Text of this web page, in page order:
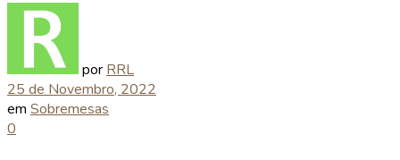
por RRL
25 de Novembro, 2022
em Sobremesas
0